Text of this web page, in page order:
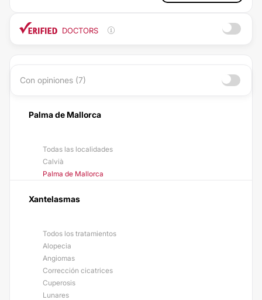
DOCTORS
Con opiniones (7)
Palma de Mallorca
Todas las localidades
Calvià
Palma de Mallorca
Xantelasmas
Todos los tratamientos
Alopecia
Angiomas
Corrección cicatrices
Cuperosis
Lunares